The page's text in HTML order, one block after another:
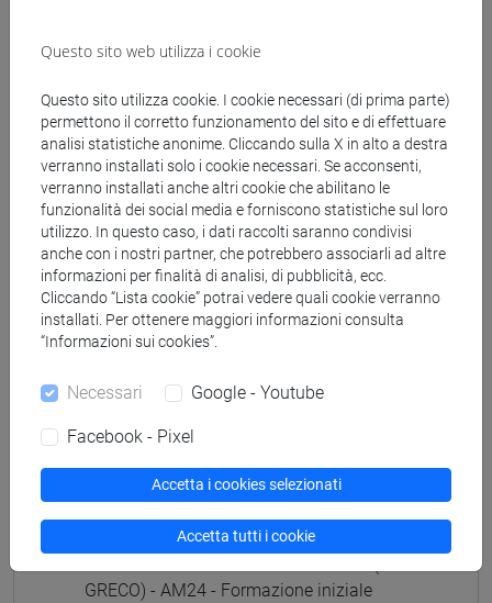
[FI24] LINGUE E CULTURE STRANIERE NEGLI
ISTITUTI DI ISTRUZIONE DI II GRADO
(GIAPPONESE) - AJ24 - Formazione iniziale
insegnanti
fi 30 cfu allegato 2
[FI25] LINGUE E CULTURE STRANIERE NEGLI
ISTITUTI DI ISTRUZIONE DI II GRADO
(PORTOGHESE) - AN24 - Formazione iniziale
insegnanti
fi 30 cfu allegato 2
[FI26] LINGUA E CULTURA STRANIERA
(EBRAICO) - AK24 - Formazione iniziale
fi 30 cfu allegato 2
[FI27] LINGUA E CULTURA STRANIERA
insegnanti
[FI28] LINGUE E CULTURE STRANIERE NEGLI
GRECO) - AM24 - Formazione iniziale
Questo sito web utilizza i cookie
Questo sito utilizza cookie. I cookie necessari (di prima parte)
permettono il corretto funzionamento del sito e di effettuare
analisi statistiche anonime. Cliccando sulla X in alto a destra
verranno installati solo i cookie necessari. Se acconsenti,
verranno installati anche altri cookie che abilitano le
funzionalità dei social media e forniscono statistiche sul loro
utilizzo. In questo caso, i dati raccolti saranno condivisi
anche con i nostri partner, che potrebbero associarli ad altre
informazioni per finalità di analisi, di pubblicità, ecc.
Cliccando “Lista cookie” potrai vedere quali cookie verranno
installati. Per ottenere maggiori informazioni consulta
“Informazioni sui cookies”.
Necessari Google - Youtube
Facebook - Pixel
Accetta i cookies selezionati
Accetta tutti i cookie